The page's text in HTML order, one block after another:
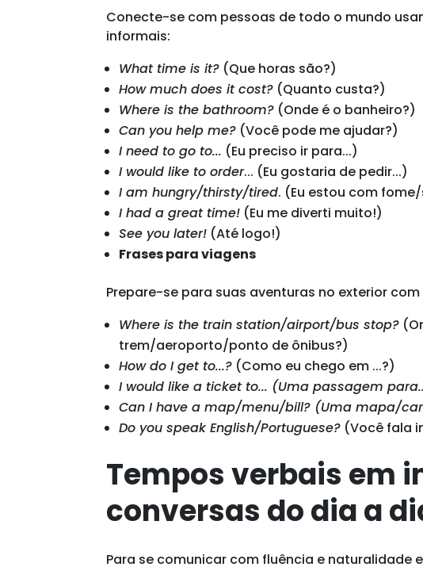
Conecte-se com pessoas de todo o mundo
informais:
What time is it? (Que horas são?)
How much does it cost? (Quanto custa?)
Where is the bathroom? (Onde é o banheiro?)
Can you help me? (Você pode me ajudar?)
I need to go to... (Eu preciso ir para...)
I would like to order... (Eu gostaria de pedir...)
I am hungry/thirsty/tired. (Eu estou com
I had a great time! (Eu me diverti muito!)
See you later! (Até logo!)
Frases para viagens
Prepare-se para suas aventuras no exterior
Where is the train station/airport/bus stop?
trem/aeroporto/ponto de ônibus?)
How do I get to...? (Como eu chego em ...?)
I would like a ticket to... (Uma passagem
Can I have a map/menu/bill? (Uma mapa/
Do you speak English/Portuguese? (Você fala
Tempos verbais em
conversas do dia a
Para se comunicar com fluência e naturalidade